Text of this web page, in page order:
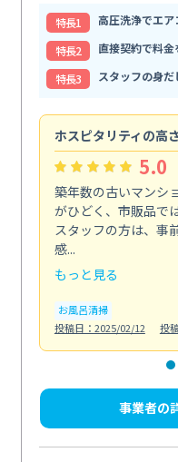
特⻑1
高圧洗浄でエ
特⻑2
直接契約で料
特⻑3
スタッフの身
ホスピタリティの高
5.0
築年数の古いマンシ
がひどく、市販品で
スタッフの方は、事
感...
もっと見る
お風呂清掃
投稿日：2025/02/12
投
事業者の